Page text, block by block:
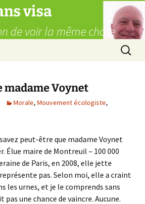
visa
de voir la même chose
madame Voynet
Morale, Mouvement écologiste,
peut-être que madame Voynet
Élue maire de Montreuil – 100 000
de Paris, en 2008, elle jette
pas. Selon moi, elle a craint
les urnes, et je le comprends sans
pas une chance de vaincre. Aucune.